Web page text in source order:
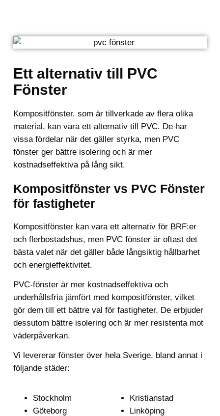
Ett alternativ till PVC
Fönster
Kompositfönster, som är tillverkade av flera olika
material, kan vara ett alternativ till PVC. De har
vissa fördelar när det gäller styrka, men PVC
fönster ger bättre isolering och är mer
kostnadseffektiva på lång sikt.
Kompositfönster vs PVC Fönster
för fastigheter
Kompositfönster kan vara ett alternativ för BRF:er
och flerbostadshus, men PVC fönster är oftast det
bästa valet när det gäller både långsiktig hållbarhet
och energieffektivitet.
PVC-fönster är mer kostnadseffektiva och
underhållsfria jämfört med kompositfönster, vilket
gör dem till ett bättre val för fastigheter. De erbjuder
dessutom bättre isolering och är mer resistenta mot
väderpåverkan.
Vi levererar fönster över hela Sverige, bland annat i
följande städer:
Stockholm
Göteborg
Kristianstad
Linköping